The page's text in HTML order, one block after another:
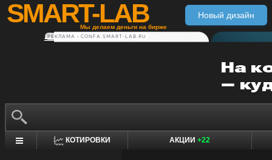
SMART-LAB
Мы делаем деньги на бирже
Новый дизайн
РЕКЛАМА • CONFA.SMART-LAB.RU
КОТИРОВКИ АКЦИИ +22